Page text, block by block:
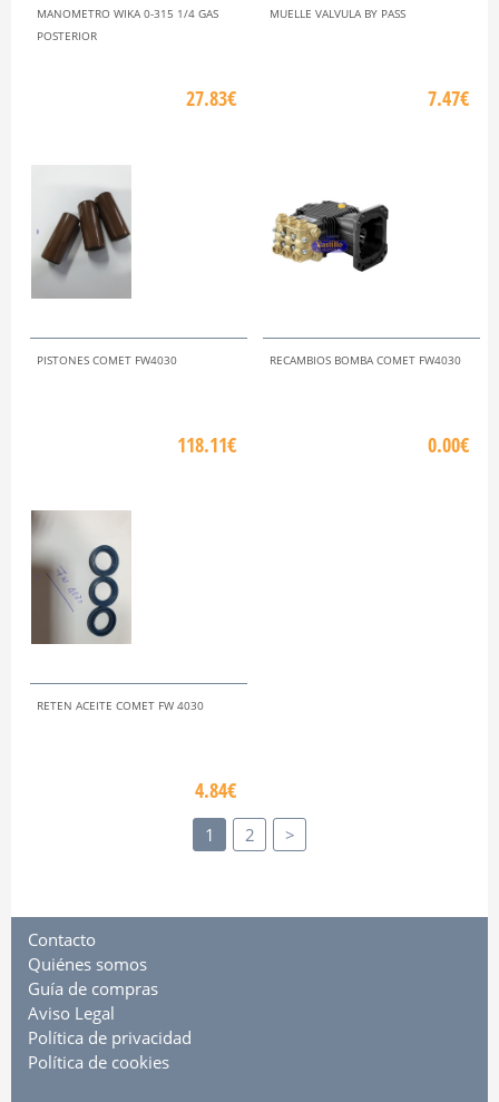
MANOMETRO WIKA 0-315 1/4 GAS
POSTERIOR
27.83€
MUELLE VALVULA BY PASS
7.47€
PISTONES COMET FW4030
118.11€
RECAMBIOS BOMBA COMET FW4030
0.00€
RETEN ACEITE COMET FW 4030
4.84€
1 2 >
Contacto
Quiénes somos
Guía de compras
Aviso Legal
Política de privacidad
Política de cookies